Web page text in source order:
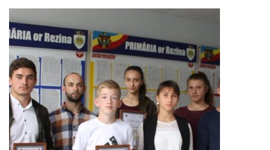
Regulamente
Audieri
publice
Procese-
Verbale
ale